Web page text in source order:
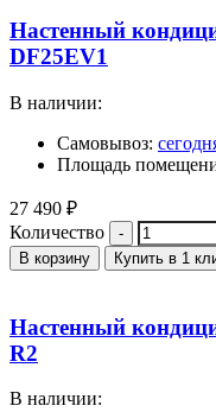
Настенный
DF25EV1
В наличии:
Самовывоз:
Площадь
27 490 ₽
Количество
В корзину Купить в 1
Настенный
R2
В наличии: